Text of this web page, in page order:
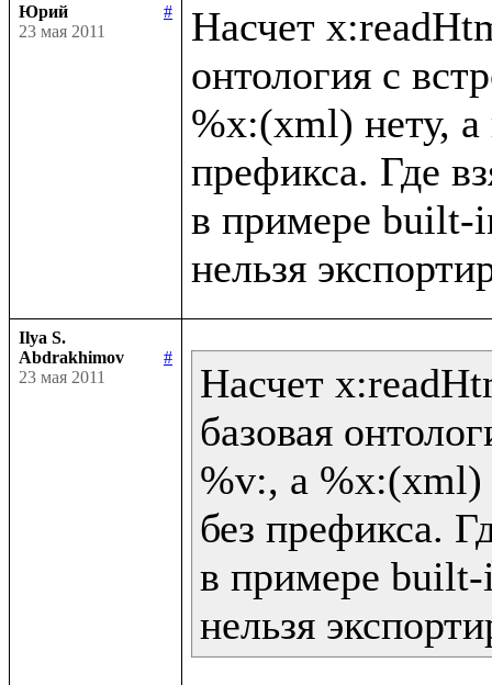
Юрий
#
23 мая 2011
Насчет
онтология с
%x:(xml) нету, а
префикса. Где
в примере built-
Ilya S.
Abdrakhimov
#
23 мая 2011
Насчет
базовая
%v:, а %x:(xml)
без префикса.
в примере built-
нельзя